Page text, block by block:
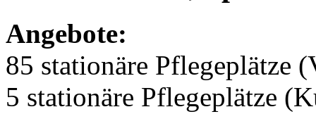
Angebote:
85 stationäre Pflegeplätze
5 stationäre Pflegeplätze